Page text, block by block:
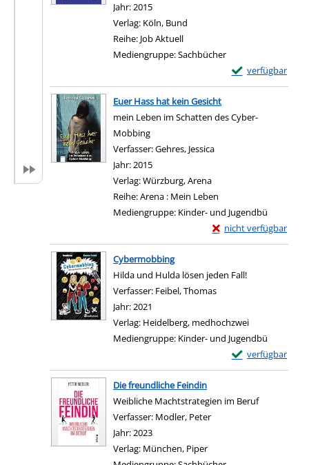
Jahr:2015
Verlag: Köln, Bund
Reihe: Job Aktuell
Mediengruppe:Sachbücher
verfügbar
Exemplar-
Zum Download
Euer Hass hat kein Gesicht
mein Leben im Schatten des Cyber-
Mobbing
Verfasser:Gehres, Jessica
Jahr:2015
Verlag:Würzburg, Arena
Reihe:Arena : Mein Leben
Mediengruppe: Kinder- und Jugendbü
nicht verfügbar
Exemplar-Details von
Zum Download von
Cybermobbing
Hilda und Hulda lösen jeden Fall!
Verfasser: Feibel, Thomas
Jahr:2021
Verlag: Heidelberg, medhochzwei
Mediengruppe: Kinder- und Jugendbü
verfügbar
Exemplar-
Zum Download
Die freundliche Feindin
Weibliche Machtstrategien im Beruf
Verfasser: Modler, Peter
Jahr:2023
Verlag: München, Piper